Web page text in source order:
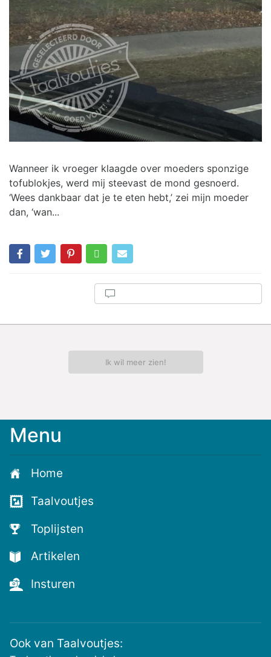
Wanneer ik vroeger klaagde over moeders sponzige
tofublokjes, werd mij steevast de mond gesnoerd.
‘Wees dankbaar dat je te eten hebt,’ zei mijn moeder
dan, ‘wan...
Ik wil meer zien!
Menu
Home
Taalvoutjes
Toplijsten
Artikelen
Insturen
Ook van Taalvoutjes: